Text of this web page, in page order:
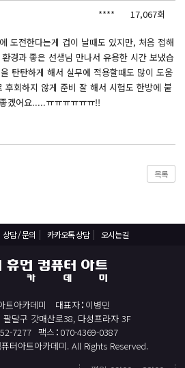
**** 17,067회
도전한다는게 겁이 날때도 있지만, 처음 접해
경과 좋은 선생님 만나서 유용한 시간 보냈습
탄탄하게 해서 실무에 적용할때도 많이 도움
회하지 않게 준비 잘 해서 시험도 한방에 붙
겠어요.....ㅠㅠㅠㅠㅠㅠ!!
목록
상담 / 문의 카카오톡 상담 오시는길
트아카데미 대표자 이병민
팔달구 갓매산로38, 다성프라자 3F
7277 팩스 070-4369-0387
터아트아카데미. All Rights Reserved.
(CAD),맥스(MAX),레빗(REVIT))실무자 양성과정
엔드 개발 양성 지원
발자(웹디자인)
발자(웹디자인기능사 과정평가형)
1급/전산세무2급/FAT1급/TAT2급]
취득과정
급)
과정
과정